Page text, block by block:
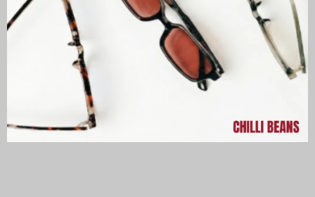
Descripción
Reduce el riesgo de desarrollar enfermedades oculares.
Además de esta protección, los lentes están polarizados, lo que
evita que la luz solar que se refleja en superficies planas afecte
tu visión.